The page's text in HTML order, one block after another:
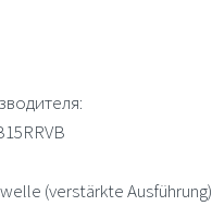
(verstärkte Ausführung)